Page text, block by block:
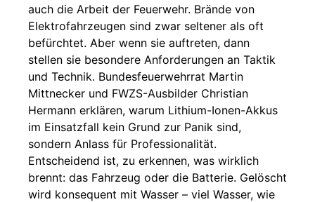
auch die Arbeit der Feuerwehr. Brände von
Elektrofahrzeugen sind zwar seltener als oft
befürchtet. Aber wenn sie auftreten, dann
stellen sie besondere Anforderungen an Taktik
und Technik. Bundesfeuerwehrrat Martin
Mittnecker und FWZS-Ausbilder Christian
Hermann erklären, warum Lithium-Ionen-Akkus
im Einsatzfall kein Grund zur Panik sind,
sondern Anlass für Professionalität.
Entscheidend ist, zu erkennen, was wirklich
brennt: das Fahrzeug oder die Batterie. Gelöscht
wird konsequent mit Wasser – viel Wasser, wie